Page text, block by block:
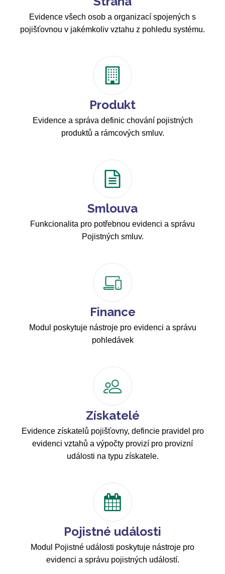
Evidence všech osob a organizací spojených s
pojišťovnou v jakémkoliv vztahu z pohledu systému.
Produkt
Evidence a správa definic chování pojistných
produktů a rámcových smluv.
Smlouva
Funkcionalita pro potřebnou evidenci a správu
Pojistných smluv.
Finance
Modul poskytuje nástroje pro evidenci a správu
pohledávek
Získatelé
Evidence získatelů pojišťovny, defincie pravidel pro
evidenci vztahů a výpočty provizí pro provizní
události na typu získatele.
Pojistné události
Modul Pojistné události poskytuje nástroje pro
evidenci a správu pojistných událostí.